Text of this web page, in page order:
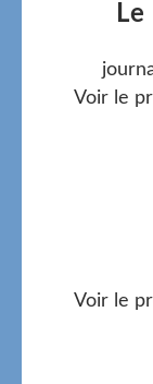
Voir le
Voir le